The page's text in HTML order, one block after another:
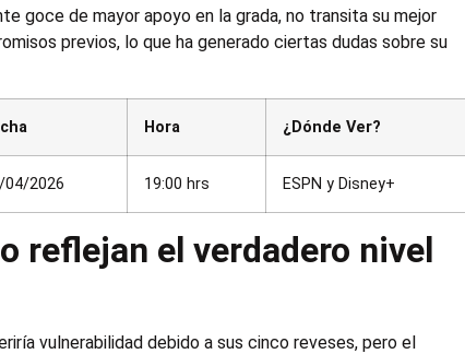
goce de mayor apoyo en la grada, no transita su mejor
previos, lo que ha generado ciertas dudas sobre su
Hora ¿Dónde Ver?
04/2026 19:00 hrs ESPN y Disney+
reflejan el verdadero nivel
vulnerabilidad debido a sus cinco reveses, pero el